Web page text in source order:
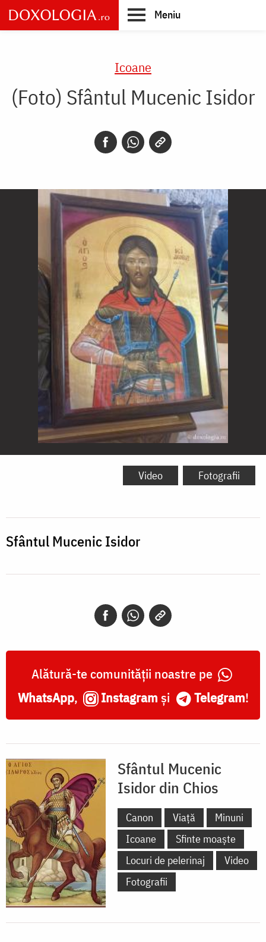
Skip
to
main
Meniu
Icoane
(Foto) Sfântul Mucenic Isidor
Sfântul
Video Fotografii
Sfântul Mucenic Isidor
Alătură-te comunității noastre pe
WhatsApp, Instagram și Telegram!
Sfântul Mucenic
Isidor din Chios
Canon Viață
Minuni
Icoane
Sfinte moaște
Locuri de pelerinaj
Video
Fotografii